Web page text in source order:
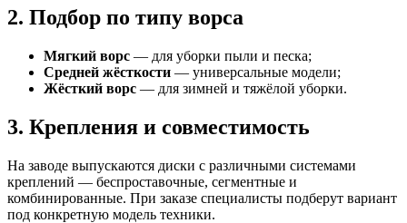
2. Подбор по типу ворса
Мягкий ворс — для уборки пыли и песка;
Средней жёсткости — универсальные модели;
Жёсткий ворс — для зимней и тяжёлой уборки.
3. Крепления и совместимость
На заводе выпускаются диски с различными системами
креплений — беспроставочные, сегментные и
комбинированные. При заказе специалисты подберут вариант
под конкретную модель техники.